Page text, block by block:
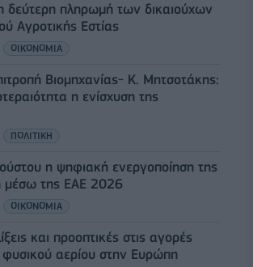
δεύτερη πληρωμή των δικαιούχων
Αγροτικής Εστίας
ΟΙΚΟΝΟΜΙΑ
Βιομηχανίας- Κ. Μητσοτάκης:
η ενίσχυση της
ΠΟΛΙΤΙΚΗ
η ψηφιακή ενεργοποίηση της
μέσω της ΕΑΕ 2026
ΟΙΚΟΝΟΜΙΑ
και προοπτικές στις αγορές
φυσικού αερίου στην Ευρώπη